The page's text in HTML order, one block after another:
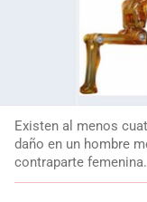
Existen al menos
daño en un hombre
contraparte femenina.